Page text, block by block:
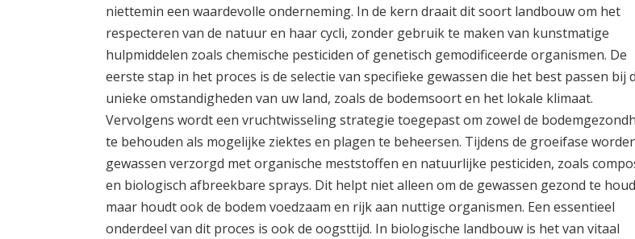
niettemin een waardevolle onderneming. In de kern draait dit soort landbouw om het
respecteren van de natuur en haar cycli, zonder gebruik te maken van kunstmatige
hulpmiddelen zoals chemische pesticiden of genetisch gemodificeerde organismen. De
eerste stap in het proces is de selectie van specifieke gewassen die het best passen bij
unieke omstandigheden van uw land, zoals de bodemsoort en het lokale klimaat.
Vervolgens wordt een vruchtwisseling strategie toegepast om zowel de
te behouden als mogelijke ziektes en plagen te beheersen. Tijdens de groeifase
gewassen verzorgd met organische meststoffen en natuurlijke pesticiden, zoals
en biologisch afbreekbare sprays. Dit helpt niet alleen om de gewassen gezond te
maar houdt ook de bodem voedzaam en rijk aan nuttige organismen. Een essentieel
onderdeel van dit proces is ook de oogsttijd. In biologische landbouw is het van vitaal